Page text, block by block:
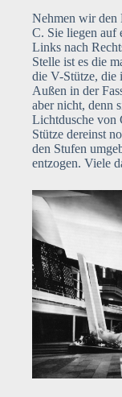
Nehmen wir den
C. Sie liegen auf
Links nach
Stelle ist es die
die V-Stütze, die
Außen in der
aber nicht, denn
Lichtdusche von
Stütze dereinst
den Stufen
entzogen. Viele